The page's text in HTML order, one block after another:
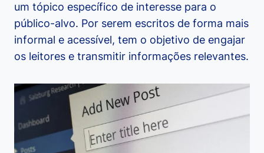
um tópico específico de interesse para o
público-alvo. Por serem escritos de forma mais
informal e acessível, tem o objetivo de engajar
os leitores e transmitir informações relevantes.